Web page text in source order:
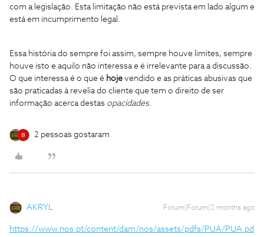
com a legislação. Esta limitação não está prevista em lado algum e
está em incumprimento legal.
Essa história do sempre foi assim, sempre houve limites, sempre
houve isto e aquilo não interessa e é irrelevante para a discussão.
O que interessa é o que é hoje vendido e as práticas abusivas que
são praticadas à revelia do cliente que tem o direito de ser
informação acerca destas opacidades.
2 pessoas gostaram
AKRYL Forum|Forum|2 months ago
https://www.nos.pt/content/dam/nos/assets/pdfs/PUA/PUA.pd